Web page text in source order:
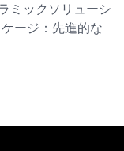
ミックソリューシ
ージ：先進的な